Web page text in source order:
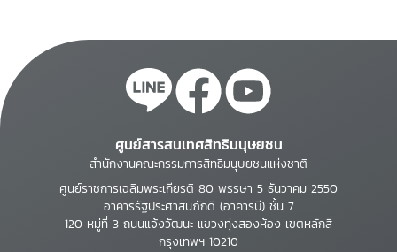
ศูนย์สารสนเทศสิทธิมนุษยชน
สำนักงานคณะกรรมการสิทธิมนุษยชนแห่งชาติ
ศูนย์ราชการเฉลิมพระเกียรติ 80 พรรษา 5 ธันวาคม 2550
อาคารรัฐประศาสนภักดี (อาคารบี) ชั้น 7
120 หมู่ที่ 3 ถนนแจ้งวัฒนะ แขวงทุ่งสองห้อง เขตหลักสี่
กรุงเทพฯ 10210